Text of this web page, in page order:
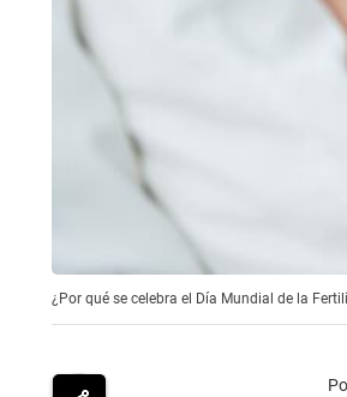
¿Por qué se celebra el Día Mundial de la